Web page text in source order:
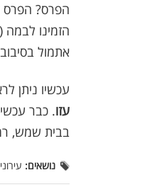
הפרס? הפרס
הזמינו
אתמול
עכשיו ניתן
עזו
בבית שמש,
נושאים: